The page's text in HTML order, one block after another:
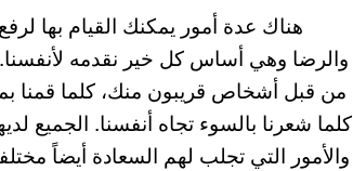
هناك عدة أمور يمكنك القيام بها
والرضا وهي أساس كل خير نقدمه
من قبل أشخاص قريبون منك، كلما قمنا
كلما شعرنا بالسوء تجاه أنفسنا.
والأمور التي تجلب لهم السعادة أيضاً